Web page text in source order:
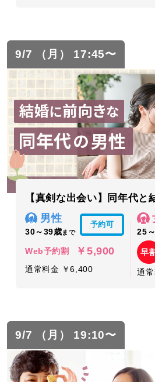
9/7 （月） 17:45〜
【真剣な出会い】同年代と
男性
30～39歳まで
予約可
Web予約割 ￥5,900
通常料金 ￥6,400
25
早
通
9/7 （月） 19:10〜